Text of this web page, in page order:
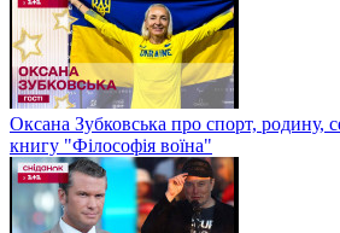
Оксана Зубковська про спорт, родину,
книгу "Філософія воїна"